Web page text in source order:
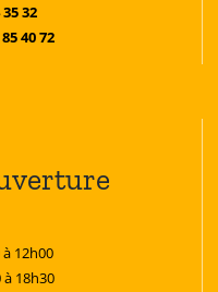
32
40 72
12h00
18h30